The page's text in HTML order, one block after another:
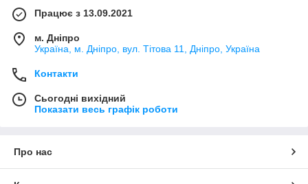
Працює з 13.09.2021
м. Дніпро
Україна, м. Дніпро, вул. Тітова 11, Дніпро, Україна
Контакти
Сьогодні вихідний
Показати весь графік роботи
Про нас